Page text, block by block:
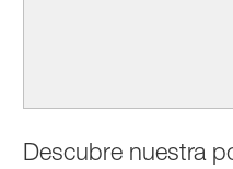
Descubre nuestra